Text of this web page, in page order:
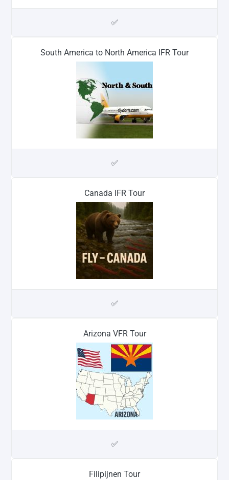
✅
South America to North America IFR Tour
✅
Canada IFR Tour
✅
Arizona VFR Tour
✅
Filipijnen Tour